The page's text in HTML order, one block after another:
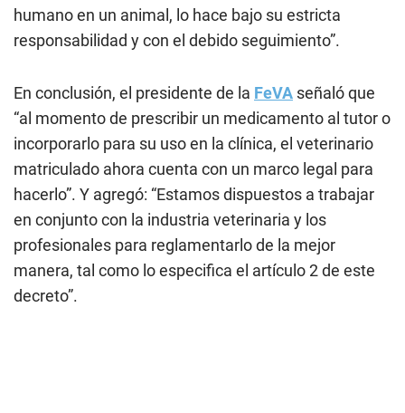
humano en un animal, lo hace bajo su estricta
responsabilidad y con el debido seguimiento”.
En conclusión, el presidente de la FeVA señaló que
“al momento de prescribir un medicamento al tutor o
incorporarlo para su uso en la clínica, el veterinario
matriculado ahora cuenta con un marco legal para
hacerlo”. Y agregó: “Estamos dispuestos a trabajar
en conjunto con la industria veterinaria y los
profesionales para reglamentarlo de la mejor
manera, tal como lo especifica el artículo 2 de este
decreto”.